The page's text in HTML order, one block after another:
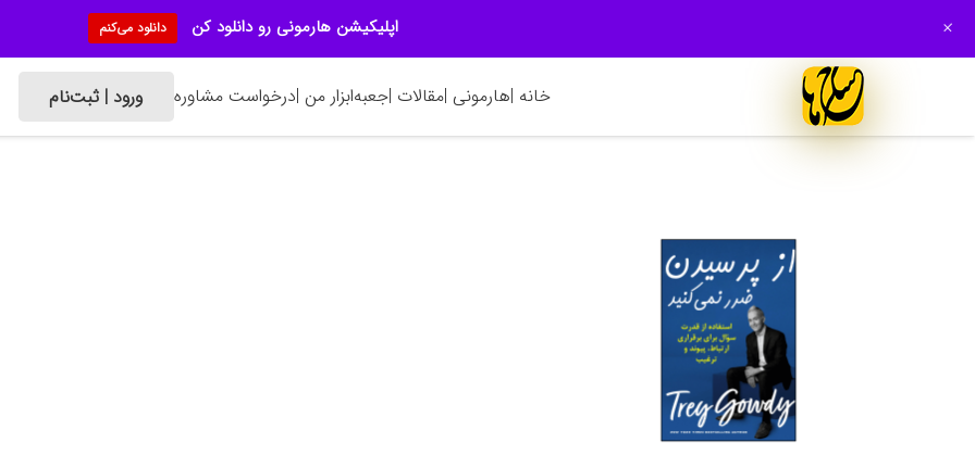
خانه |هارمونی |مقالات |جعبه‌ابزار من |درخواست مشاوره ورود | ثبت‌نام
اپلیکیشن هارمونی رو دانلود کن دانلود می‌کنم +